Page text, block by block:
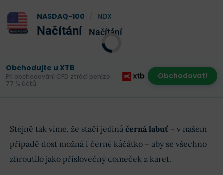
NASDAQ-100 NDX
Načítání Načítání
Obchodujte u XTB
Při obchodování CFD ztrácí peníze
77 % účtů.
Obchodovat!
Stejně tak víme, že stačí jediná černá labuť – v našem
případě dost možná i černé káčátko – aby se všechno
zhroutilo jako příslovečný domeček z karet.